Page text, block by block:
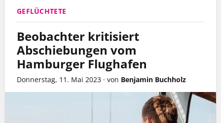
GEFLÜCHTETE
Beobachter kritisiert
Abschiebungen vom
Hamburger Flughafen
Donnerstag, 11. Mai 2023 · von Benjamin Buchholz